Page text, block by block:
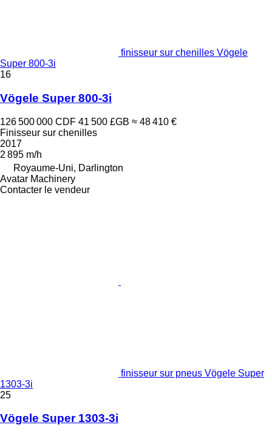
finisseur sur chenilles Vögele
Super 800-3i
16
Vögele Super 800-3i
126 500 000 CDF 41 500 £GB ≈ 48 410 €
Finisseur sur chenilles
2017
2 895 m/h
Royaume-Uni, Darlington
Avatar Machinery
Contacter le vendeur
finisseur sur pneus Vögele Super
1303-3i
25
Vögele Super 1303-3i